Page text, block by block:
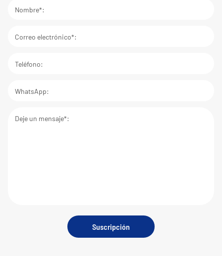
Nombre*:
Correo electrónico*:
Teléfono:
WhatsApp:
Deje un mensaje*:
Suscripción